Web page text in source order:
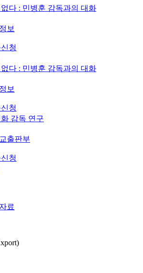
다 : 민병훈 감독과의 대화
보
청
다 : 민병훈 감독과의 대화
보
청
감독 연구
출판부
청
료